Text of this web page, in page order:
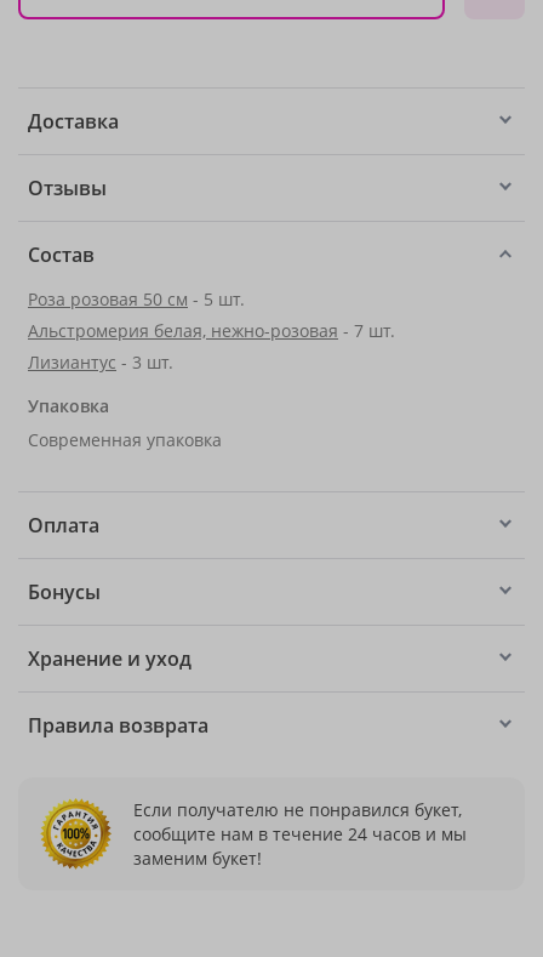
Доставка
Отзывы
Состав
Роза розовая 50 см - 5 шт.
Альстромерия белая, нежно-розовая - 7 шт.
Лизиантус - 3 шт.
Упаковка
Современная упаковка
Оплата
Бонусы
Хранение и уход
Правила возврата
Если получателю не понравился букет,
сообщите нам в течение 24 часов и мы
заменим букет!